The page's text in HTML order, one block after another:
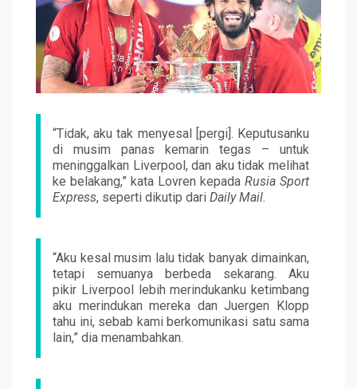
“Tidak, aku tak menyesal [pergi]. Keputusanku
di musim panas kemarin tegas – untuk
meninggalkan Liverpool, dan aku tidak melihat
ke belakang,” kata Lovren kepada Rusia Sport
Express, seperti dikutip dari Daily Mail.
“Aku kesal musim lalu tidak banyak dimainkan,
tetapi semuanya berbeda sekarang. Aku
pikir Liverpool lebih merindukanku ketimbang
aku merindukan mereka dan Juergen Klopp
tahu ini, sebab kami berkomunikasi satu sama
lain,” dia menambahkan.